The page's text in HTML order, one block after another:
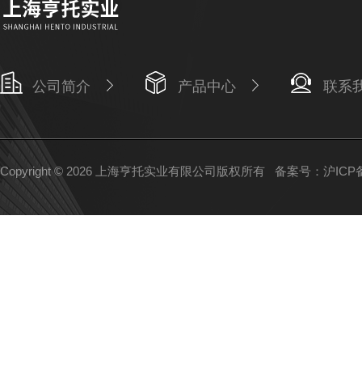
公司简介 产品中心 联系
Copyright © 2026 上海亨托实业有限公司版权所有 备案号：沪ICP